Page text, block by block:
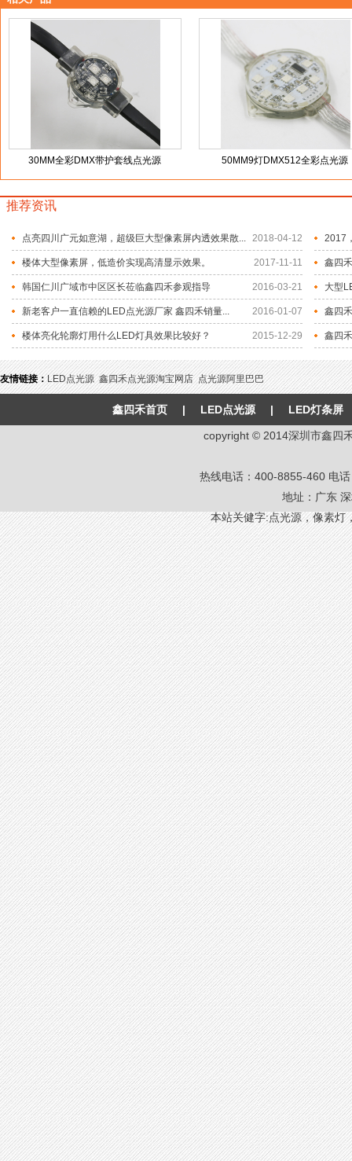
30MM全彩DMX带护套线点光源 50MM9灯DMX512全彩点光源
推荐资讯
2018-04-12
点亮四川广元如意湖，超级巨大型像素屏内透效果散... 2017
2017-11-11
楼体大型像素屏，低造价实现高清显示效果。 鑫四
2016-03-21
韩国仁川广域市中区区长莅临鑫四禾参观指导 大型
2016-01-07
新老客户一直信赖的LED点光源厂家 鑫四禾销量... 鑫四
2015-12-29
楼体亮化轮廓灯用什么LED灯具效果比较好？ 鑫四
友情链接：LED点光源 鑫四禾点光源淘宝网店 点光源阿里巴巴
鑫四禾首页 | LED点光源 | LED灯条屏
copyright © 2014深圳市鑫四
热线电话：400-8855-460 电
地址：广东
本站关健字:点光源，像素灯